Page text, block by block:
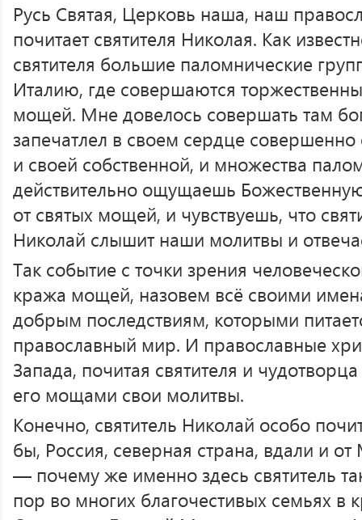
Русь Святая, Церковь наша, наш
почитает святителя Николая. Как
святителя большие паломнические
Италию, где совершаются
мощей. Мне довелось совершать там
запечатлел в своем сердце
и своей собственной, и множества
действительно ощущаешь
от святых мощей, и чувствуешь, что
Николай слышит наши молитвы и
Так событие с точки зрения
кража мощей, назовем всё своими
добрым последствиям, которыми
православный мир. И православные
Запада, почитая святителя и
его мощами свои молитвы.
Конечно, святитель Николай особо
бы, Россия, северная страна, вдали и
— почему же именно здесь святитель
пор во многих благочестивых семьях в